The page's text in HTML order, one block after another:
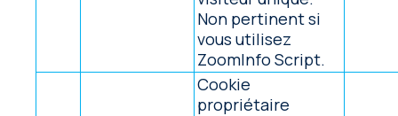
Non pertinent si
vous utilisez
ZoomInfo Script.
Cookie
propriétaire